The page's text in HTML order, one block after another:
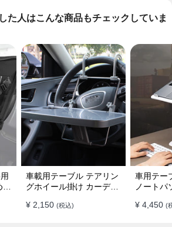
た人はこんな商品もチェックしていま
車載用テーブル テアリン
グホイール掛け カーデス
食事 物置
¥ 2,150 (税込)
車用テー
ノートパ
外 多機能
¥ 4,450 (